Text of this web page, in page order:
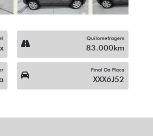
Compartilhe
CHEVROLET
Fiat Dahruj